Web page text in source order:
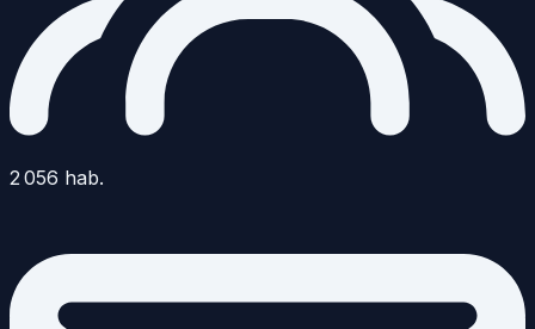
2 056 hab.